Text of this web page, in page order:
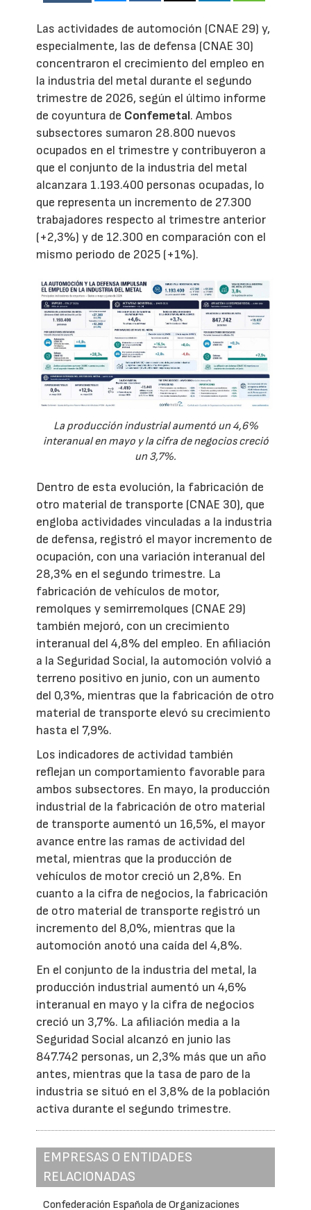
Las actividades de automoción (CNAE 29) y,
especialmente, las de defensa (CNAE 30)
concentraron el crecimiento del empleo en
la industria del metal durante el segundo
trimestre de 2026, según el último informe
de coyuntura de Confemetal. Ambos
subsectores sumaron 28.800 nuevos
ocupados en el trimestre y contribuyeron a
que el conjunto de la industria del metal
alcanzara 1.193.400 personas ocupadas, lo
que representa un incremento de 27.300
trabajadores respecto al trimestre anterior
(+2,3%) y de 12.300 en comparación con el
mismo periodo de 2025 (+1%).
La producción industrial aumentó un 4,6%
interanual en mayo y la cifra de negocios creció
un 3,7%.
Dentro de esta evolución, la fabricación de
otro material de transporte (CNAE 30), que
engloba actividades vinculadas a la industria
de defensa, registró el mayor incremento de
ocupación, con una variación interanual del
28,3% en el segundo trimestre. La
fabricación de vehículos de motor,
remolques y semirremolques (CNAE 29)
también mejoró, con un crecimiento
interanual del 4,8% del empleo. En afiliación
a la Seguridad Social, la automoción volvió a
terreno positivo en junio, con un aumento
del 0,3%, mientras que la fabricación de otro
material de transporte elevó su crecimiento
hasta el 7,9%.
Los indicadores de actividad también
reflejan un comportamiento favorable para
ambos subsectores. En mayo, la producción
industrial de la fabricación de otro material
de transporte aumentó un 16,5%, el mayor
avance entre las ramas de actividad del
metal, mientras que la producción de
vehículos de motor creció un 2,8%. En
cuanto a la cifra de negocios, la fabricación
de otro material de transporte registró un
incremento del 8,0%, mientras que la
automoción anotó una caída del 4,8%.
En el conjunto de la industria del metal, la
producción industrial aumentó un 4,6%
interanual en mayo y la cifra de negocios
creció un 3,7%. La afiliación media a la
Seguridad Social alcanzó en junio las
847.742 personas, un 2,3% más que un año
antes, mientras que la tasa de paro de la
industria se situó en el 3,8% de la población
activa durante el segundo trimestre.
EMPRESAS O ENTIDADES
RELACIONADAS
Confederación Española de Organizaciones